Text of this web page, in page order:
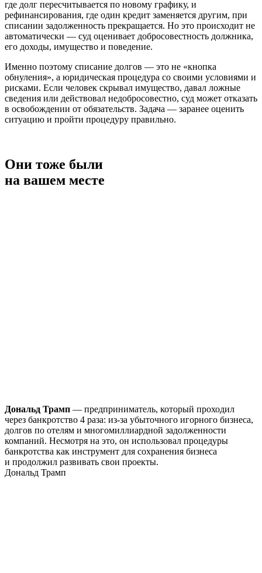
где долг пересчитывается по новому графику, и
рефинансирования, где один кредит заменяется другим, при
списании задолженность прекращается. Но это происходит не
автоматически — суд оценивает добросовестность должника,
его доходы, имущество и поведение.
Именно поэтому списание долгов — это не «кнопка
обнуления», а юридическая процедура со своими условиями и
рисками. Если человек скрывал имущество, давал ложные
сведения или действовал недобросовестно, суд может отказать
в освобождении от обязательств. Задача — заранее оценить
ситуацию и пройти процедуру правильно.
Они тоже были
на вашем месте
Дональд Трамп — предприниматель, который проходил
через банкротство 4 раза: из-за убыточного игорного бизнеса,
долгов по отелям и многомиллиардной задолженности
компаний. Несмотря на это, он использовал процедуры
банкротства как инструмент для сохранения бизнеса
и продолжил развивать свои проекты.
Дональд Трамп